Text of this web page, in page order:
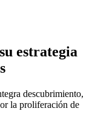
estrategia
descubrimiento,
la proliferación de